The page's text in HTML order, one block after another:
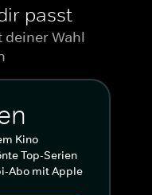
passt
deiner Wahl
Kino
Top-Serien
Abo mit Apple